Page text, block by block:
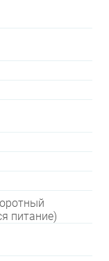
питание)